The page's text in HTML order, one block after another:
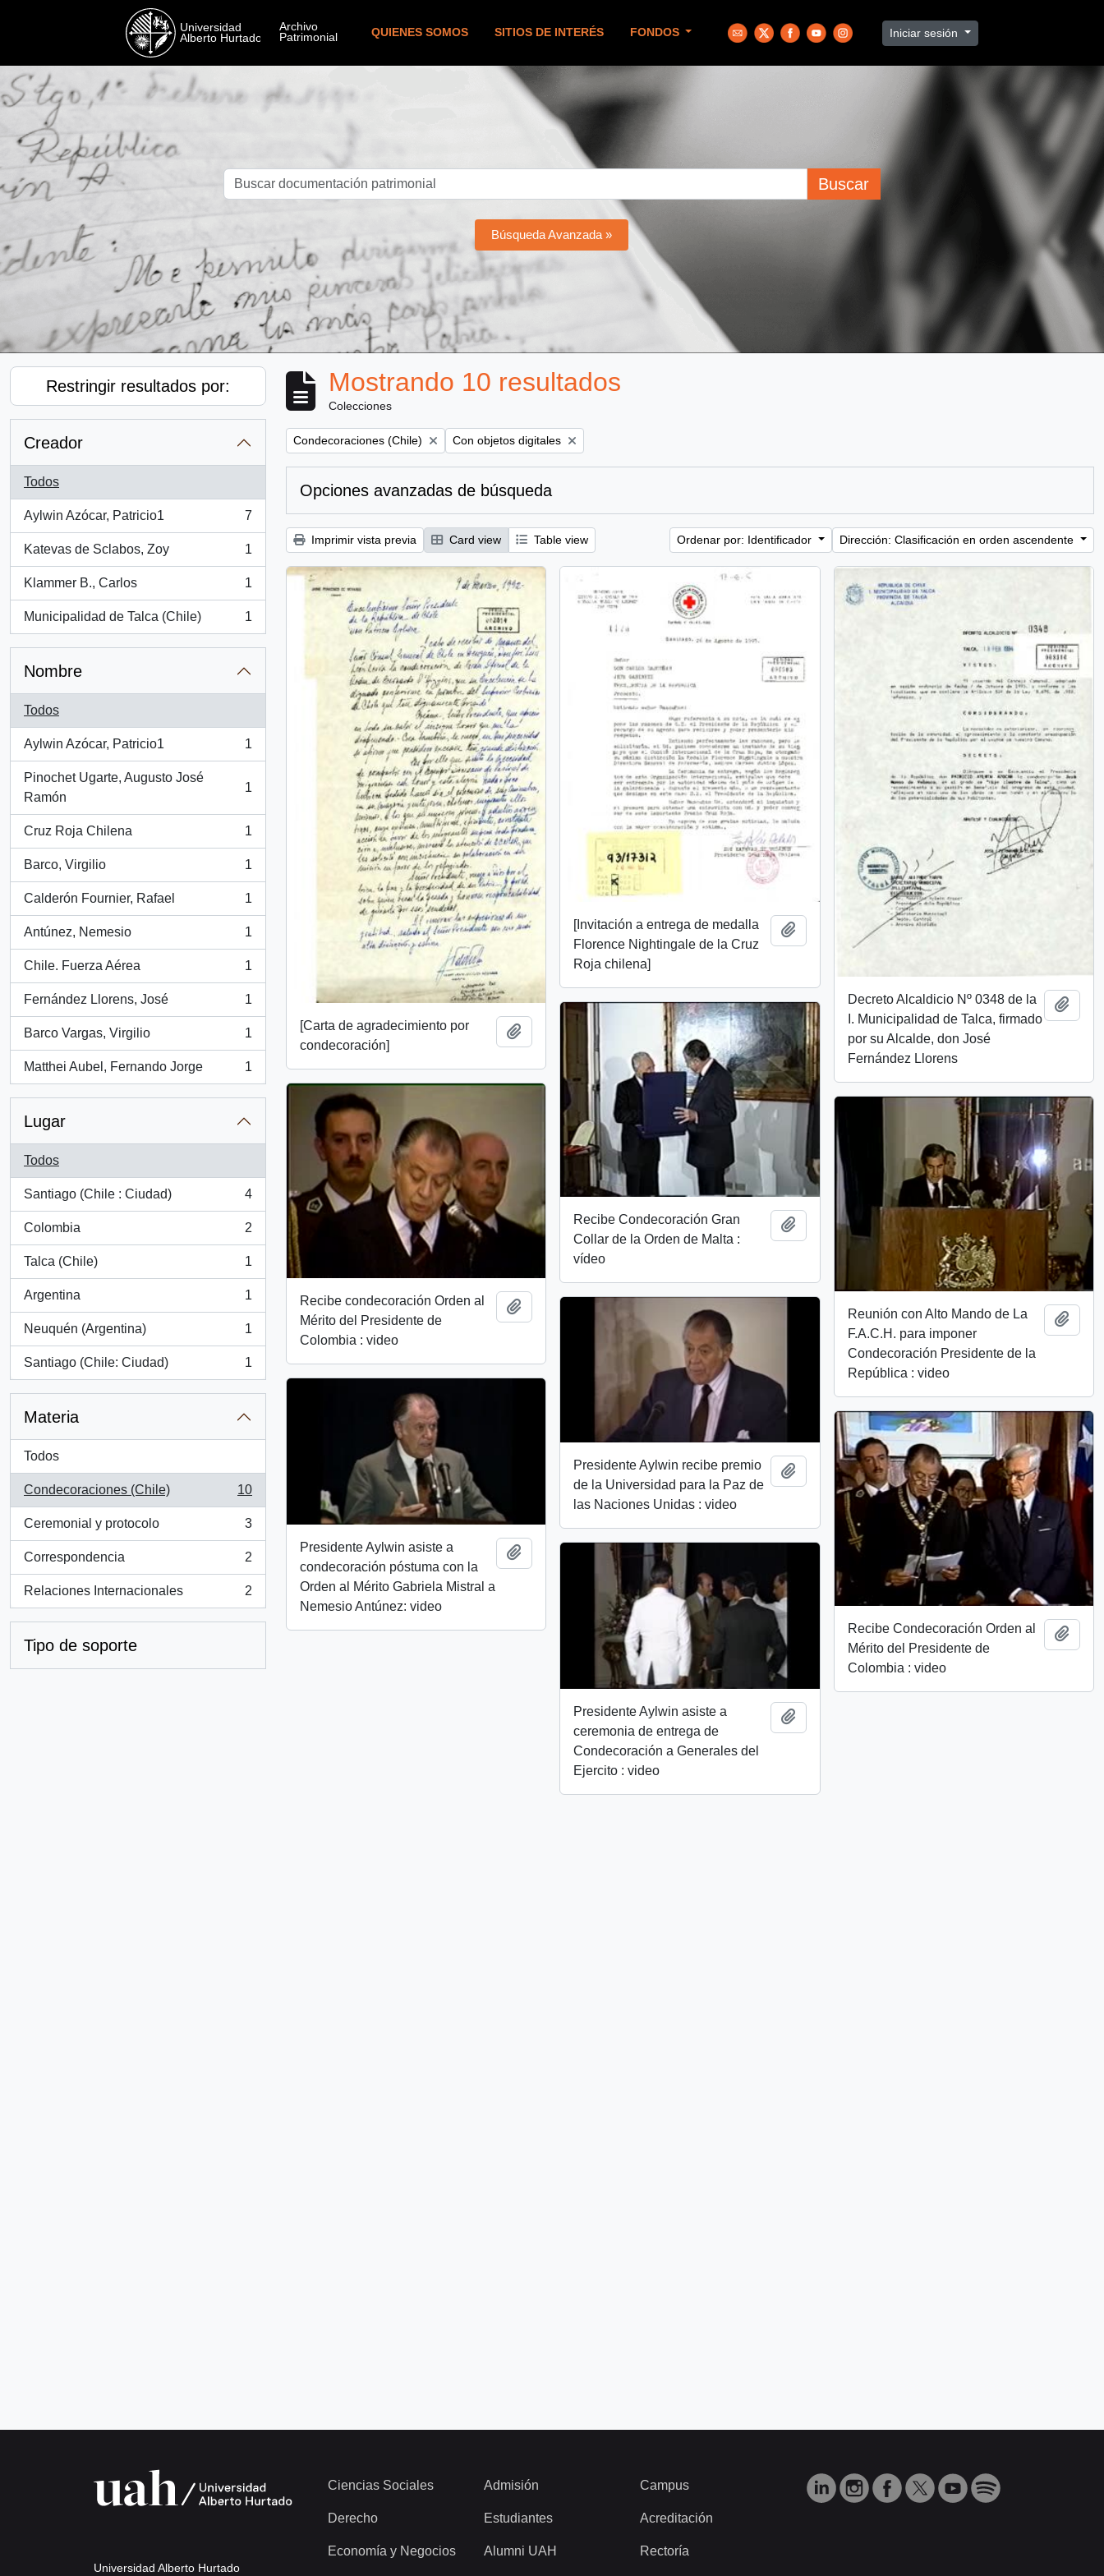
QUIENES SOMOS SITIOS DE INTERÉS FONDOS Iniciar sesión
Buscar
Búsqueda Avanzada »
Restringir resultados por:
Creador
Todos
Aylwin Azócar, Patricio1
, 7 resultados
7
Katevas de Sclabos, Zoy
, 1 resultados
1
Klammer B., Carlos
, 1 resultados
1
Municipalidad de Talca (Chile)
, 1 resultados
1
Nombre
Todos
Aylwin Azócar, Patricio1
, 1 resultados
1
Pinochet Ugarte, Augusto José
Ramón
, 1 resultados
1
Cruz Roja Chilena
, 1 resultados
1
Barco, Virgilio
, 1 resultados
1
Calderón Fournier, Rafael
, 1 resultados
1
Antúnez, Nemesio
, 1 resultados
1
Chile. Fuerza Aérea
, 1 resultados
1
Fernández Llorens, José
, 1 resultados
1
Barco Vargas, Virgilio
, 1 resultados
1
Matthei Aubel, Fernando Jorge
, 1 resultados
1
Lugar
Todos
Santiago (Chile : Ciudad)
, 4 resultados
4
Colombia
, 2 resultados
2
Talca (Chile)
, 1 resultados
1
Argentina
, 1 resultados
1
Neuquén (Argentina)
, 1 resultados
1
Santiago (Chile: Ciudad)
, 1 resultados
1
Materia
Todos
Condecoraciones (Chile)
, 10 resultados
10
Ceremonial y protocolo
, 3 resultados
3
Correspondencia
, 2 resultados
2
Relaciones Internacionales
, 2 resultados
2
Tipo de soporte
Mostrando 10 resultados
Colecciones
Remove filter:
Condecoraciones (Chile) Remove filter:
Con objetos digitales
Opciones avanzadas de búsqueda
Imprimir vista previa Card view Table view Ordenar por: Identificador Dirección: Clasificación en orden ascendente
[Carta de agradecimiento por
condecoración]
Añadir al portapapeles
[Invitación a entrega de medalla
Florence Nightingale de la Cruz
Roja chilena]
Añadir al portapapeles
Decreto Alcaldicio Nº 0348 de la
I. Municipalidad de Talca, firmado
por su Alcalde, don José
Fernández Llorens
Recibe Condecoración Gran
Collar de la Orden de Malta :
vídeo
Añadir al portapapeles
Recibe condecoración Orden al
Mérito del Presidente de
Colombia : video
Reunión con Alto Mando de La
F.A.C.H. para imponer
Condecoración Presidente de la
República : video
Presidente Aylwin recibe premio
de la Universidad para la Paz de
las Naciones Unidas : video
Añadir al portapapeles
Presidente Aylwin asiste a
condecoración póstuma con la
Orden al Mérito Gabriela Mistral a
Nemesio Antúnez: video
Añadir al portapapeles
Recibe Condecoración Orden al
Mérito del Presidente de
Colombia : video
Presidente Aylwin asiste a
ceremonia de entrega de
Condecoración a Generales del
Ejercito : video
Añadir al portapapeles
Universidad Alberto Hurtado
Ciencias Sociales
Derecho
Economía y Negocios
Admisión
Estudiantes
Alumni UAH
Campus
Acreditación
Rectoría